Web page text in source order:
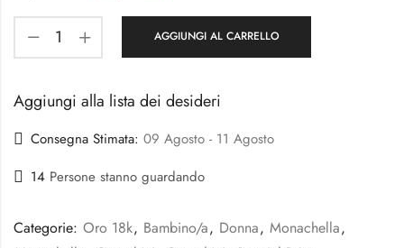
AGGIUNGI AL CARRELLO
Aggiungi alla lista dei desideri
Consegna Stimata: 09 Agosto - 11 Agosto
14 Persone stanno guardando
Categorie: Oro 18k, Bambino/a, Donna, Monachella,